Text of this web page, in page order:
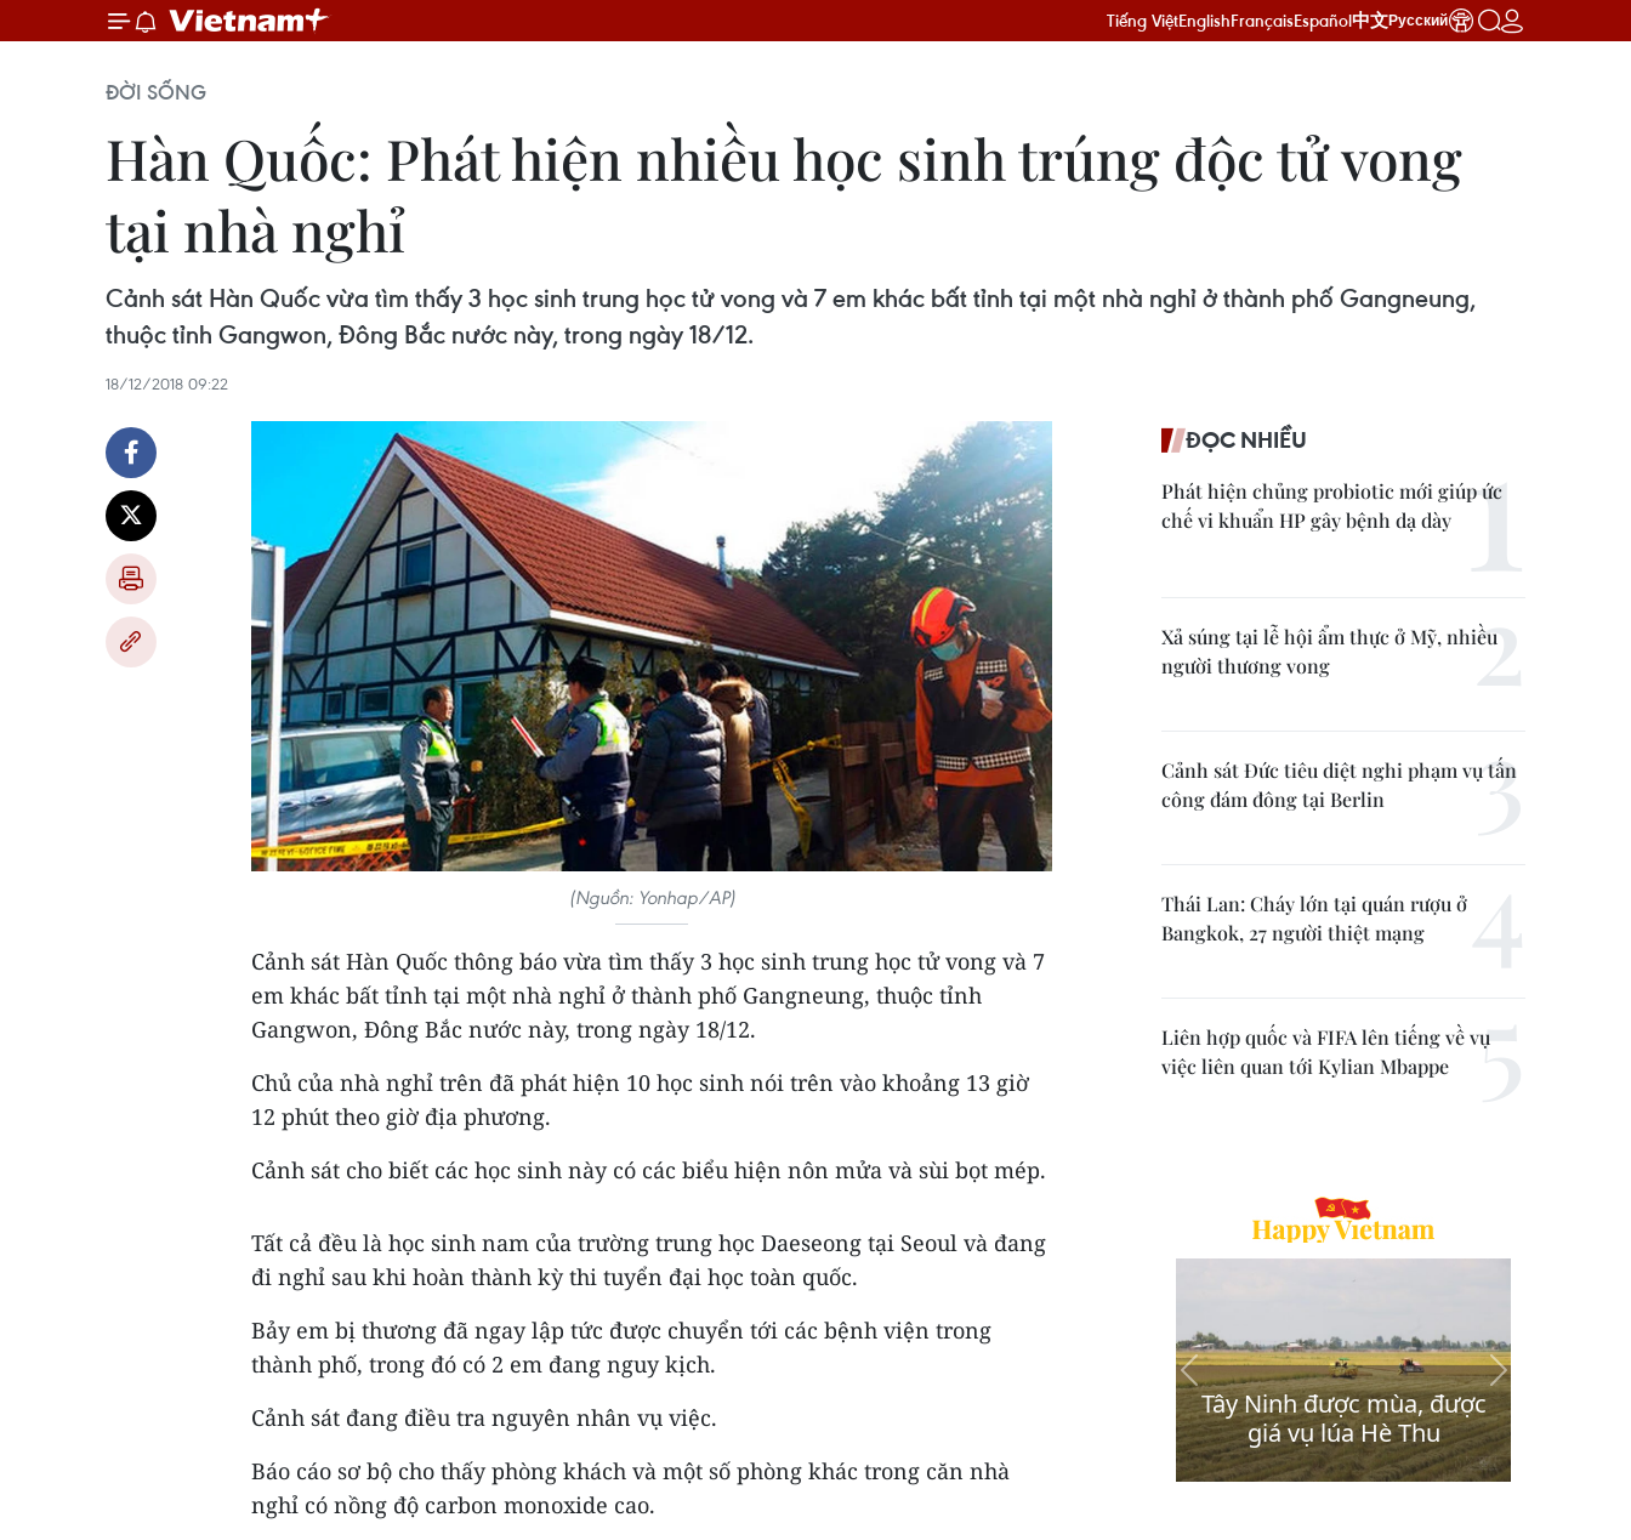
Tiếng ViệtEnglishFrançaisEspañol中文Русский
ĐỜI SỐNG
Hàn Quốc: Phát hiện nhiều học sinh trúng độc tử vong
tại nhà nghỉ
Cảnh sát Hàn Quốc vừa tìm thấy 3 học sinh trung học tử vong và 7 em khác bất tỉnh tại một nhà nghỉ ở thành phố Gangneung,
thuộc tỉnh Gangwon, Đông Bắc nước này, trong ngày 18/12.
18/12/2018 09:22
(Nguồn: Yonhap/AP)
Cảnh sát Hàn Quốc thông báo vừa tìm thấy 3 học sinh trung học tử vong và 7
em khác bất tỉnh tại một nhà nghỉ ở thành phố Gangneung, thuộc tỉnh
Gangwon, Đông Bắc nước này, trong ngày 18/12.
Chủ của nhà nghỉ trên đã phát hiện 10 học sinh nói trên vào khoảng 13 giờ
12 phút theo giờ địa phương.
Cảnh sát cho biết các học sinh này có các biểu hiện nôn mửa và sùi bọt mép.
Tất cả đều là học sinh nam của trường trung học Daeseong tại Seoul và đang
đi nghỉ sau khi hoàn thành kỳ thi tuyển đại học toàn quốc.
Bảy em bị thương đã ngay lập tức được chuyển tới các bệnh viện trong
thành phố, trong đó có 2 em đang nguy kịch.
Cảnh sát đang điều tra nguyên nhân vụ việc.
Báo cáo sơ bộ cho thấy phòng khách và một số phòng khác trong căn nhà
nghỉ có nồng độ carbon monoxide cao.
ĐỌC NHIỀU
Phát hiện chủng probiotic mới giúp ức
chế vi khuẩn HP gây bệnh dạ dày
Xả súng tại lễ hội ẩm thực ở Mỹ, nhiều
người thương vong
Cảnh sát Đức tiêu diệt nghi phạm vụ tấn
công đám đông tại Berlin
Thái Lan: Cháy lớn tại quán rượu ở
Bangkok, 27 người thiệt mạng
Liên hợp quốc và FIFA lên tiếng về vụ
việc liên quan tới Kylian Mbappe